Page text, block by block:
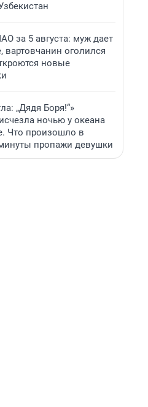
за 5 августа: муж дает
вартовчанин оголился
новые
„Дядя Боря!“»
ночью у океана
Что произошло в
пропажи девушки